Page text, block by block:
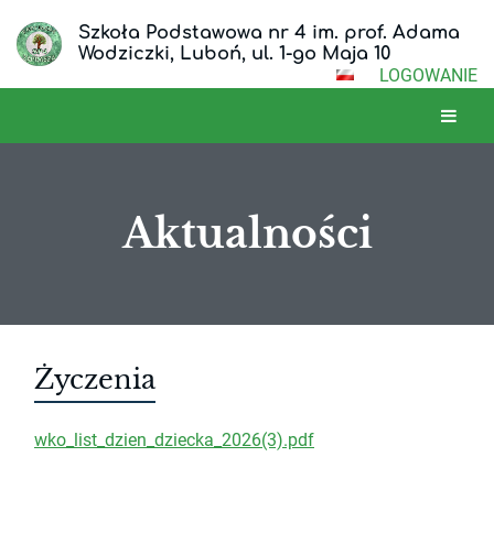
Szkoła Podstawowa nr 4 im. prof. Adama
Wodziczki, Luboń, ul. 1-go Maja 10
LOGOWANIE
Aktualności
Aktualności
Życzenia
wko_list_dzien_dziecka_2026(3).pdf